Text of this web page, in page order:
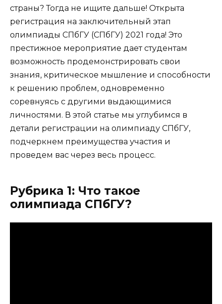
страны? Тогда не ищите дальше! Открыта
регистрация на заключительный этап
олимпиады СПбГУ (СПбГУ) 2021 года! Это
престижное мероприятие дает студентам
возможность продемонстрировать свои
знания, критическое мышление и способности
к решению проблем, одновременно
соревнуясь с другими выдающимися
личностями. В этой статье мы углубимся в
детали регистрации на олимпиаду СПбГУ,
подчеркнем преимущества участия и
проведем вас через весь процесс.
Рубрика 1: Что такое
олимпиада СПбГУ?